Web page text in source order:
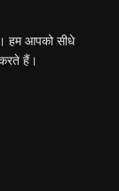
हम आपको सीधे
हैं।